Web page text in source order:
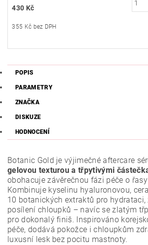
430 Kč
355 Kč bez DPH
POPIS
PARAMETRY
ZNAČKA
DISKUZE
HODNOCENÍ
Botanic Gold je výjimečné aftercare
gelovou texturou a třpytivými
obohacuje závěrečnou fázi péče o
Kombinuje kyselinu hyaluronovou,
10 botanických extraktů pro hydrataci,
posílení chloupků – navíc se zlatým
pro dokonalý finiš. Inspirováno
péče, dodává pokožce i chloupkům
luxusní lesk bez pocitu mastnoty.